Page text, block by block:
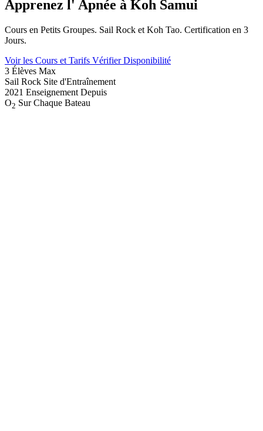
Apprenez l' Apnée à Koh Samui
Cours en Petits Groupes. Sail Rock et Koh Tao. Certification en 3
Jours.
Voir les Cours et Tarifs Vérifier Disponibilité
3 Élèves Max
Sail Rock Site d'Entraînement
2021 Enseignement Depuis
O2 Sur Chaque Bateau